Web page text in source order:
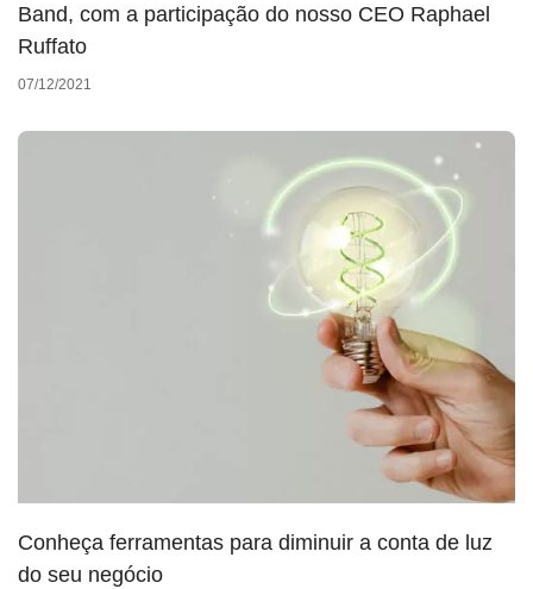
Band, com a participação do nosso CEO Raphael
Ruffato
07/12/2021
Conheça ferramentas para diminuir a conta de luz
do seu negócio